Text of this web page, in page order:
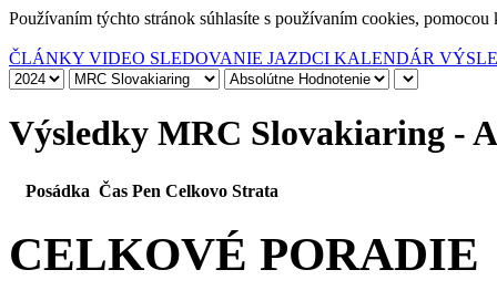
Používaním týchto stránok súhlasíte s používaním cookies,
ČLÁNKY VIDEO SLEDOVANIE JAZDCI KALENDÁR
Výsledky MRC Slovakiaring -
Posádka Čas Pen Celkovo Strata
CELKOVÉ PORADIE